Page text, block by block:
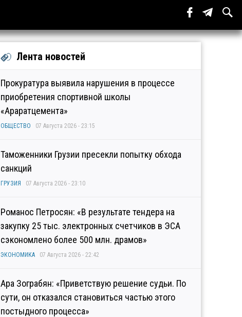
Лента новостей
Прокуратура выявила нарушения в процессе
приобретения спортивной школы
«Араратцемента»
ОБЩЕСТВО 07 Августа 2026 - 23:15
Таможенники Грузии пресекли попытку обхода
санкций
ГРУЗИЯ 07 Августа 2026 - 23:10
Романос Петросян: «В результате тендера на
закупку 25 тыс. электронных счетчиков в ЭСА
сэкономлено более 500 млн. драмов»
ЭКОНОМИКА 07 Августа 2026 - 22:42
Ара Зограбян: «Приветствую решение судьи. По
сути, он отказался становиться частью этого
постыдного процесса»